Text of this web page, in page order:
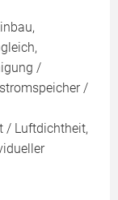
/
/
/ Luftdichtheit,